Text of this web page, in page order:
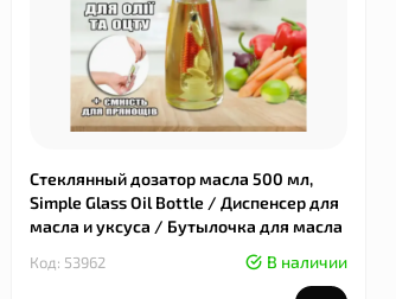
Стеклянный дозатор масла 500 мл,
Simple Glass Oil Bottle / Диспенсер для
масла и уксуса / Бутылочка для масла
Код: 53962 В наличии